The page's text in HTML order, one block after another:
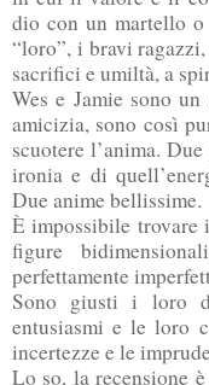
dio con un martello o
“loro”, i bravi
sacrifici e umiltà, a
Wes e Jamie sono
amicizia, sono così
scuotere l’anima.
ironia e di
Due anime bellissime.
È impossibile trovare
figure
perfettamente
Sono giusti i loro
entusiasmi e le loro
incertezze e le
Lo so, la recensione